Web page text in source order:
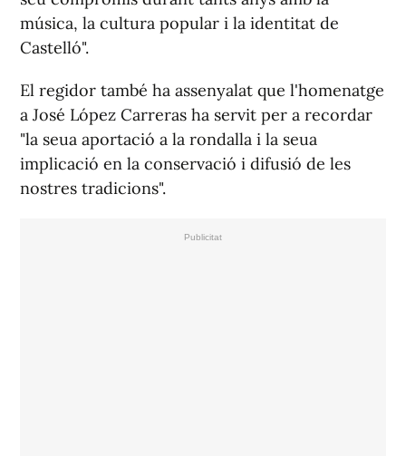
música, la cultura popular i la identitat de
Castelló".
El regidor també ha assenyalat que l'homenatge
a José López Carreras ha servit per a recordar
"la seua aportació a la rondalla i la seua
implicació en la conservació i difusió de les
nostres tradicions".